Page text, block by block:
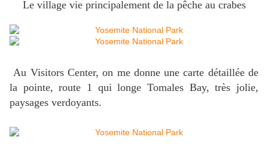
Le village vie principalement de la pêche au crabes
Au Visitors Center, on me donne une carte détaillée de
la pointe, route 1 qui longe Tomales Bay, très jolie,
paysages verdoyants.